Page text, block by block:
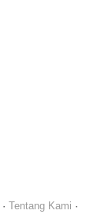
· Tentang Kami ·